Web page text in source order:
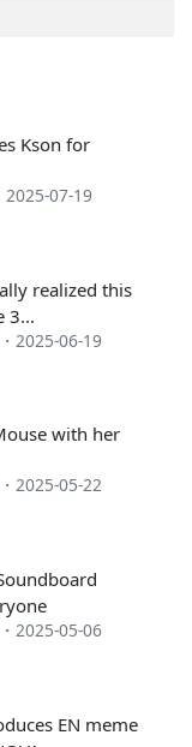
#185
#222
Kson for
07-19
realized this
3...
2025-06-19
with her
2025-05-22
2025-05-06
EN meme